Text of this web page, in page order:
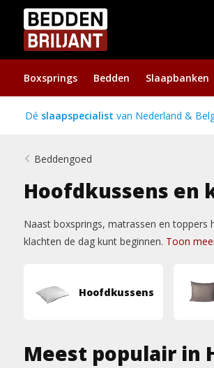
Boxsprings Bedden Slaapbanken
Dé slaapspecialist van Nederland &
Beddengoed
Hoofdkussens en
Naast boxsprings, matrassen en
klachten de dag kunt beginnen. Toon
Hoofdkussens
Meest populair in